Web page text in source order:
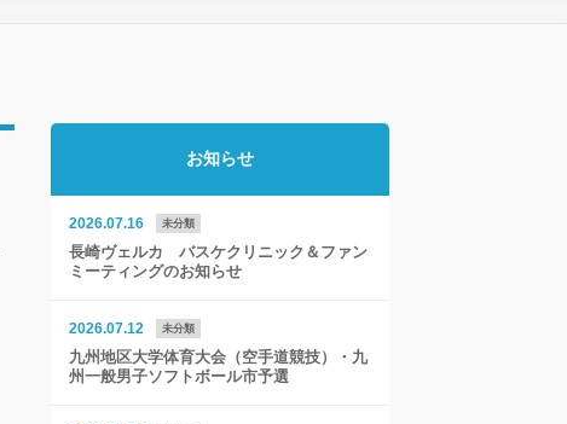
お知らせ
2026.07.16 未分類
長崎ヴェルカ バスケクリニック＆ファン
ミーティングのお知らせ
2026.07.12 未分類
九州地区大学体育大会（空手道競技）・九
州一般男子ソフトボール市予選